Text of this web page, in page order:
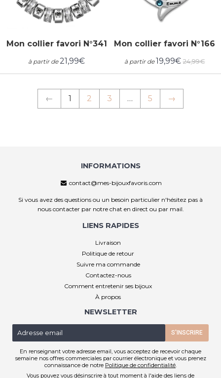
Mon collier favori N°341
à partir de Prix
régulier
21,99€
Mon collier favori N°166
à partir de Prix
réduit
19,99€ 19,99€
Prix
régulier
24,99€
← 1 2 3 … 5 →
INFORMATIONS
contact@mes-bijouxfavoris.com
Si vous avez des questions ou un besoin particulier n'hésitez pas à
nous contacter par notre chat en direct ou par mail.
LIENS RAPIDES
Livraison
Politique de retour
Suivre ma commande
Contactez-nous
Comment entretenir ses bijoux
À propos
NEWSLETTER
S'INSCRIRE
En renseignant votre adresse email, vous acceptez de recevoir chaque
semaine nos offres commerciales par courrier électronique et vous prenez
connaissance de notre Politique de confidentialité
Vous pouvez vous désinscrire à tout moment à l'aide des liens de